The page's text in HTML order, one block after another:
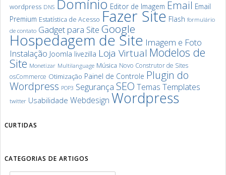
wordpress DNS Domínio Editor de Imagem Email Email
Premium Estatística de Acesso Fazer Site Flash formulário
de contato Gadget para Site Google
Hospedagem de Site Imagem e Foto
Instalação Joomla livezilla Loja Virtual Modelos de
Site Monetizar Multilanguage Música Novo Construtor de Sites
osCommerce Otimização Painel de Controle Plugin do
Wordpress POP3 Segurança SEO Temas Templates
twitter Usabilidade Webdesign Wordpress
CURTIDAS
CATEGORIAS DE ARTIGOS